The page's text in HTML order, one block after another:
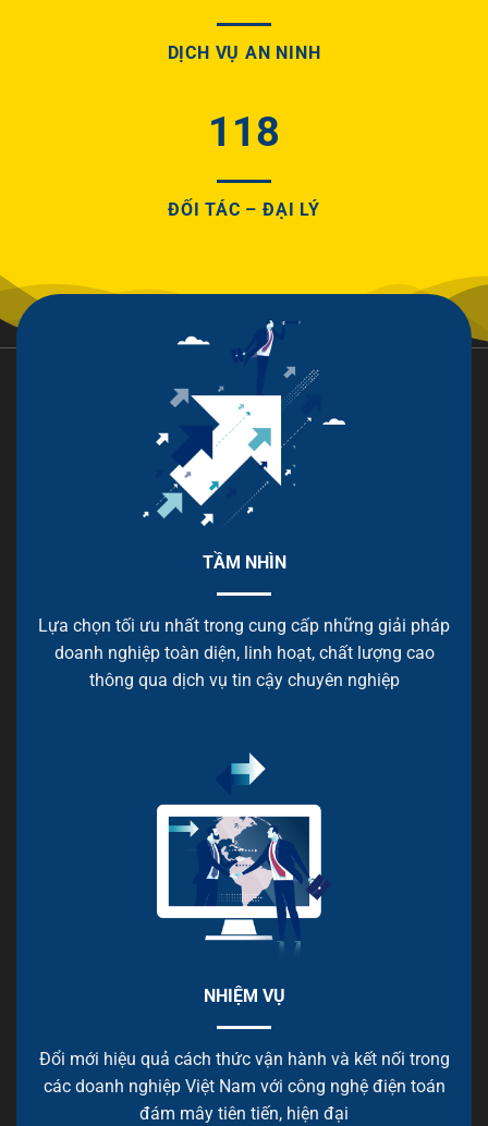
DỊCH VỤ AN NINH
118
ĐỐI TÁC – ĐẠI LÝ
TẦM NHÌN
Lựa chọn tối ưu nhất trong cung cấp những giải pháp
doanh nghiệp toàn diện, linh hoạt, chất lượng cao
thông qua dịch vụ tin cậy chuyên nghiệp
NHIỆM VỤ
Đổi mới hiệu quả cách thức vận hành và kết nối trong
các doanh nghiệp Việt Nam với công nghệ điện toán
đám mây tiên tiến, hiện đại